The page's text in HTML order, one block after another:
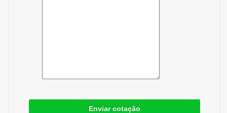
Enviar cotação